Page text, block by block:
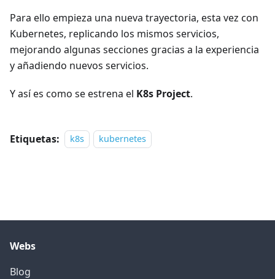
Para ello empieza una nueva trayectoria, esta vez con
Kubernetes, replicando los mismos servicios,
mejorando algunas secciones gracias a la experiencia
y añadiendo nuevos servicios.
Y así es como se estrena el K8s Project.
Etiquetas: k8s kubernetes
Webs
Blog